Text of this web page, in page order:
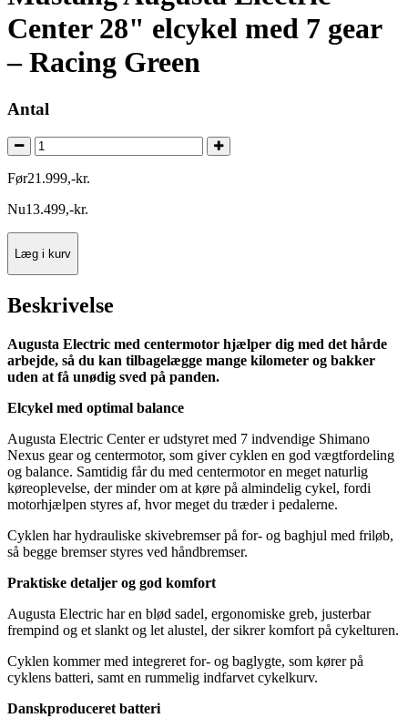
Center 28" elcykel med 7 gear
– Racing Green
Antal
Før21.999,-kr.
Nu13.499,-kr.
Læg i kurv
Beskrivelse
Augusta Electric med centermotor hjælper dig med det hårde
arbejde, så du kan tilbagelægge mange kilometer og bakker
uden at få unødig sved på panden.
Elcykel med optimal balance
Augusta Electric Center er udstyret med 7 indvendige Shimano
Nexus gear og centermotor, som giver cyklen en god vægtfordeling
og balance. Samtidig får du med centermotor en meget naturlig
køreoplevelse, der minder om at køre på almindelig cykel, fordi
motorhjælpen styres af, hvor meget du træder i pedalerne.
Cyklen har hydrauliske skivebremser på for- og baghjul med friløb,
så begge bremser styres ved håndbremser.
Praktiske detaljer og god komfort
Augusta Electric har en blød sadel, ergonomiske greb, justerbar
frempind og et slankt og let alustel, der sikrer komfort på cykelturen.
Cyklen kommer med integreret for- og baglygte, som kører på
cyklens batteri, samt en rummelig indfarvet cykelkurv.
Danskproduceret batteri